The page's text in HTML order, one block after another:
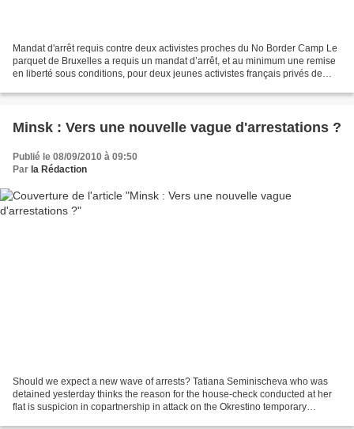
Mandat d'arrêt requis contre deux activistes proches du No Border Camp Le
parquet de Bruxelles a requis un mandat d’arrêt, et au minimum une remise
en liberté sous conditions, pour deux jeunes activistes français privés de
Minsk : Vers une nouvelle vague d'arrestations ?
Publié le 08/09/2010 à 09:50
Par la Rédaction
Should we expect a new wave of arrests? Tatiana Seminischeva who was
detained yesterday thinks the reason for the house-check conducted at her
flat is suspicion in copartnership in attack on the Okrestino temporary